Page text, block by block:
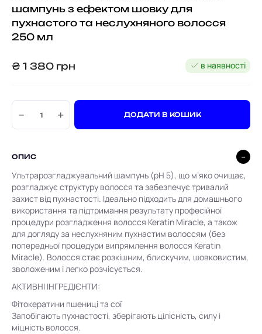
шампунь з ефектом шовку для
пухнастого та неслухняного волосся
250 мл
₴ 1 380 грн в наявності
− + ДОДАТИ В КОШИК
ОПИС
Ультрарозгладжувальний шампунь (рН 5), що м’яко очищає,
розгладжує структуру волосся та забезпечує тривалий
захист від пухнастості. Ідеально підходить для домашнього
використання та підтримання результату професійної
процедури розгладження волосся Keratin Miracle, а також
для догляду за неслухняним пухнастим волоссям (без
попередньої процедури випрямлення волосся Keratin
Miracle). Волосся стає розкішним, блискучим, шовковистим,
зволоженим і легко розчісується.
АКТИВНІ ІНГРЕДІЄНТИ:
Фітокератини пшениці та сої
Запобігають пухнастості, зберігають цілісність, силу і
міцність волосся.